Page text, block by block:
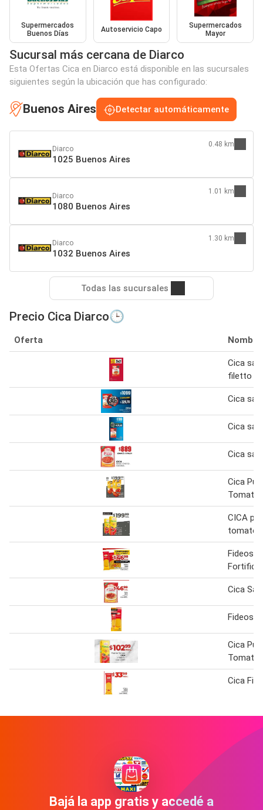
Supermercados
Buenos Días
Autoservicio Capo
Supermercados
Mayor
Sucursal más cercana de Diarco
Esta Ofertas Cica en Diarco está disponible en las sucursales
siguientes según la ubicación que has configurado:
Buenos Aires Detectar automáticamente
Diarco
1025 Buenos Aires
0.48 km
Diarco
1080 Buenos Aires
1.01 km
Diarco
1032 Buenos Aires
1.30 km
Todas las sucursales
Precio Cica Diarco🕒
Oferta Nombre
Cica
filetto
Cica
Cica
Cica
Cica
Tomate
CICA
tomate
Fideos
Cica
Fideos
Cica
Tomate
Cica
Bajá la app gratis y accedé a